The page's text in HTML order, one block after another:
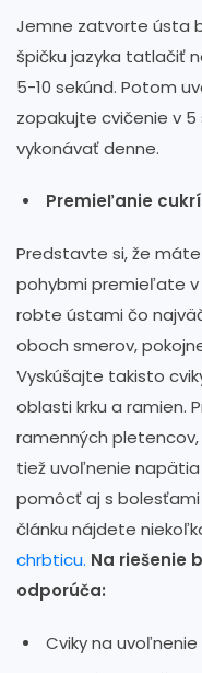
Jemne zatvorte ústa
špičku jazyka tatlačiť
5-10 sekúnd. Potom
zopakujte cvičenie v
vykonávať denne.
Premieľanie
Predstavte si, že
pohybmi premieľate
robte ústami čo
oboch smerov,
Vyskúšajte takisto
oblasti krku a ramien.
ramenných
tiež uvoľnenie
pomôcť aj s
článku nájdete
chrbticu. Na riešenie
odporúča:
Cviky na